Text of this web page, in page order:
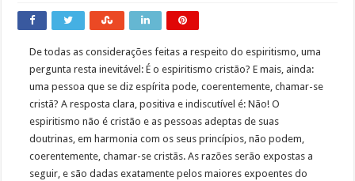
De todas as considerações feitas a respeito do espiritismo, uma
pergunta resta inevitável: É o espiritismo cristão? E mais, ainda:
uma pessoa que se diz espírita pode, coerentemente, chamar-se
cristã? A resposta clara, positiva e indiscutível é: Não! O
espiritismo não é cristão e as pessoas adeptas de suas
doutrinas, em harmonia com os seus princípios, não podem,
coerentemente, chamar-se cristãs. As razões serão expostas a
seguir, e são dadas exatamente pelos maiores expoentes do